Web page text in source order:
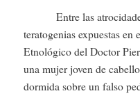
Entre las
teratogenias expuestas
Etnológico del Doctor
una mujer joven de
dormida sobre un falso